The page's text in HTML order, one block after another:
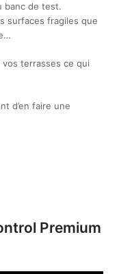
banc de test.
surfaces fragiles que
terrasses ce qui
d’en faire une
Premium